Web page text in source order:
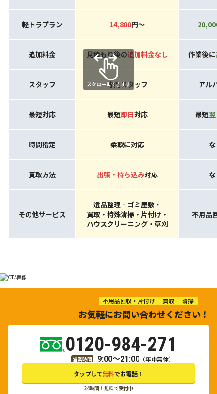
軽トラプラン 14,800円〜
追加料金 見積もり後の追加料金なし 作業後に
スタッフ 専門スタッフ アル
最短対応 最短即日対応 最短翌
時間指定 柔軟に対応
買取方法 出張・持ち込み対応
その他サービス
遺品整理・ゴミ屋敷・
買取・特殊清掃・片付け・
ハウスクリーニング・草刈
不用品
不用品回収・片付け 買取 清掃
お気軽にお問い合わせください！
0120-984-271
営業時間 9:00～21:00 （年中無休）
タップして無料でお電話！
24時間！無料で受付中